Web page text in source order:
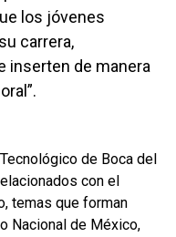
los jóvenes
carrera,
inserten de manera
de Boca del
con el
temas que forman
Nacional de México,